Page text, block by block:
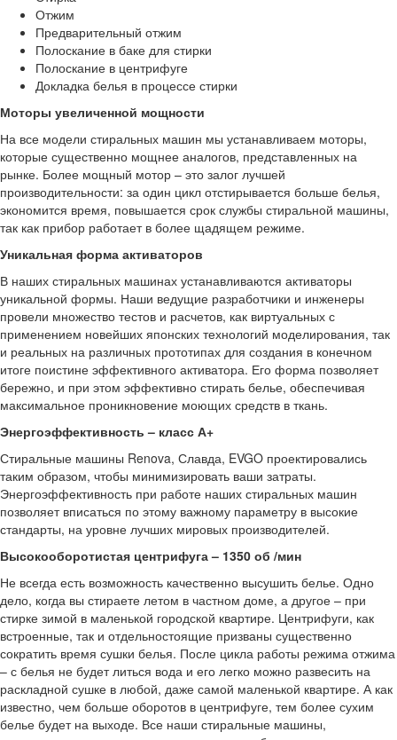
Отжим
Предварительный отжим
Полоскание в баке для стирки
Полоскание в центрифуге
Докладка белья в процессе стирки
Моторы увеличенной мощности
На все модели стиральных машин мы устанавливаем моторы,
которые существенно мощнее аналогов, представленных на
рынке. Более мощный мотор – это залог лучшей
производительности: за один цикл отстирывается больше белья,
экономится время, повышается срок службы стиральной машины,
так как прибор работает в более щадящем режиме.
Уникальная форма активаторов
В наших стиральных машинах устанавливаются активаторы
уникальной формы. Наши ведущие разработчики и инженеры
провели множество тестов и расчетов, как виртуальных с
применением новейших японских технологий моделирования, так
и реальных на различных прототипах для создания в конечном
итоге поистине эффективного активатора. Его форма позволяет
бережно, и при этом эффективно стирать белье, обеспечивая
максимальное проникновение моющих средств в ткань.
Энергоэффективность – класс А+
Стиральные машины Renova, Славда, EVGO проектировались
таким образом, чтобы минимизировать ваши затраты.
Энергоэффективность при работе наших стиральных машин
позволяет вписаться по этому важному параметру в высокие
стандарты, на уровне лучших мировых производителей.
Высокооборотистая центрифуга – 1350 об /мин
Не всегда есть возможность качественно высушить белье. Одно
дело, когда вы стираете летом в частном доме, а другое – при
стирке зимой в маленькой городской квартире. Центрифуги, как
встроенные, так и отдельностоящие призваны существенно
сократить время сушки белья. После цикла работы режима отжима
– с белья не будет литься вода и его легко можно развесить на
раскладной сушке в любой, даже самой маленькой квартире. А как
известно, чем больше оборотов в центрифуге, тем более сухим
белье будет на выходе. Все наши стиральные машины,